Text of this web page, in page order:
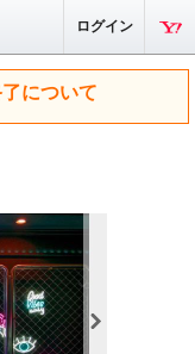
ログイン
について